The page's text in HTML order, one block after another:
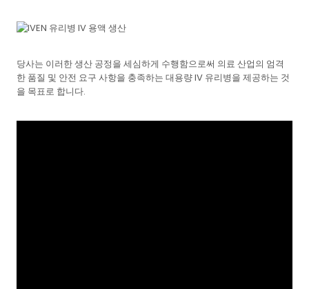
당사는 이러한 생산 공정을 세심하게 수행함으로써 의료 산업의 엄격
한 품질 및 안전 요구 사항을 충족하는 대용량 IV 유리병을 제공하는 것
을 목표로 합니다.